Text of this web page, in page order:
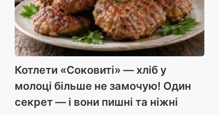
Котлети «Соковиті» — хліб у
молоці більше не замочую! Один
секрет — і вони пишні та ніжні